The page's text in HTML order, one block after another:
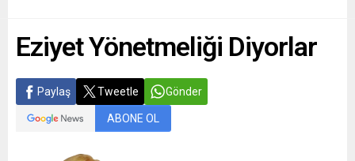
Eziyet Yönetmeliği Diyorlar
Paylaş Tweetle Gönder
ABONE OL